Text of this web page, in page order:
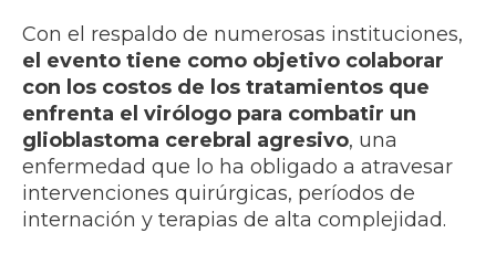
Con el respaldo de numerosas instituciones,
el evento tiene como objetivo colaborar
con los costos de los tratamientos que
enfrenta el virólogo para combatir un
glioblastoma cerebral agresivo, una
enfermedad que lo ha obligado a atravesar
intervenciones quirúrgicas, períodos de
internación y terapias de alta complejidad.